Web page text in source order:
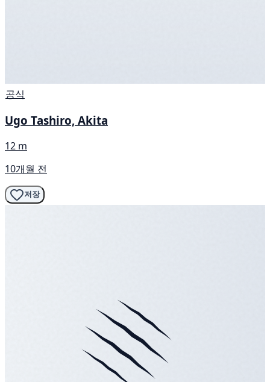
공식
Ugo Tashiro, Akita
12 m
10개월 전
저장